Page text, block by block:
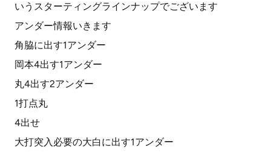
いうスターティングラインナップでございます
アンダー情報いきます
角脇に出す1アンダー
岡本4出す1アンダー
丸4出す2アンダー
1打点丸
4出せ
大打突入必要の大白に出す1アンダー